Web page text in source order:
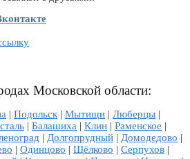
Московской области:
| Подольск| Мытищи | Люберцы |
| Балашиха | Клин | Раменское |
| Долгопрудный | Домодедово |
| Одинцово | Щёлково | Серпухов |